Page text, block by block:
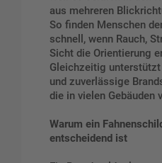
aus mehreren
So finden Menschen
schnell, wenn Rauch,
Sicht die Orientierung
Gleichzeitig
und zuverlässige
die in vielen Gebäuden
Warum ein
entscheidend ist